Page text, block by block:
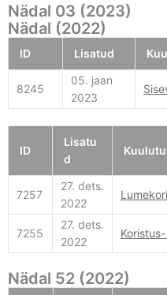
Nädal 03 (2023)
Nädal (2022)
ID Lisatud
8245
05. jaan
2023
ID
Lisatu
d
7257
27. dets.
2022
7255
27. dets.
2022
Nädal 52 (2022)